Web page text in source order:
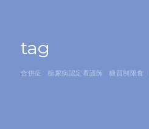
tag
合併症 糖尿病認定看護師 糖質制限食